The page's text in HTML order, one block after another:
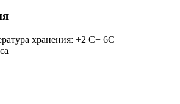
хранения: +2 С+ 6С